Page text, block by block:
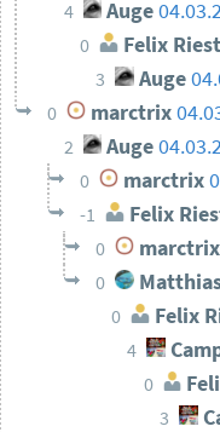
4 Auge
0 Felix
3 Auge
0 marctrix
2 Auge
0 marctrix
-1 Felix
0 marctrix
0
0 Felix
4
0
3